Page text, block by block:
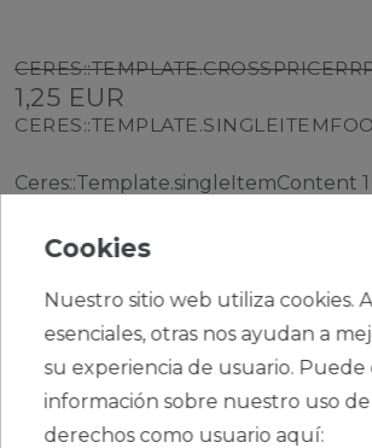
1,25 EUR
Ceres::Template.singleItemContent 1
OBASKET
Cookies
Nuestro sitio web utiliza cookies.
esenciales, otras nos ayudan a
su experiencia de usuario.
información sobre nuestro uso de
derechos como usuario aquí: